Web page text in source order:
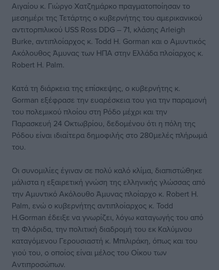
Αιγαίου κ. Γιώργο Χατζημάρκο πραγματοποίησαν το
μεσημέρι της Τετάρτης ο κυβερνήτης του αμερικανικού
αντιτορπιλικού USS Ross DDG – 71, κλάσης Arleigh
Burke, αντιπλοίαρχος κ. Todd H. Gorman και ο Αμυντικός
Ακόλουθος Άμυνας των ΗΠΑ στην Ελλάδα πλοίαρχος κ.
Robert H. Palm.
Κατά τη διάρκεια της επίσκεψης, ο κυβερνήτης κ.
Gorman εξέφρασε την ευαρέσκεια του για την παραμονή
του πολεμικού πλοίου στη Ρόδο μέχρι και την
Παρασκευή 24 Οκτωβρίου, δεδομένου ότι η πόλη της
Ρόδου είναι ιδιαίτερα δημοφιλής στο 280μελές πλήρωμά
του.
Οι συνομιλίες έγιναν σε πολύ καλό κλίμα, διαπιστώθηκε
μάλιστα η εξαιρετική γνώση της ελληνικής γλώσσας από
την Αμυντικό Ακόλουθο Άμυνας πλοίαρχο κ. Robert H.
Palm, ενώ ο κυβερνήτης αντιπλοίαρχος κ. Todd
H.Gorman έδειξε να γνωρίζει, λόγω καταγωγής του από
τη Φλόριδα, την πολιτική διαδρομή του εκ Καλύμνου
καταγόμενου Γερουσιαστή κ. Μπιλιράκη, όπως και του
γιού του, ο οποίος είναι μέλος του Οίκου των
Αντιπροσώπων.